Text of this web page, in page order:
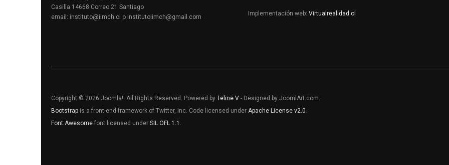
Casilla 14668 Correo 21 Santiago
email: instituto@iimch.cl o institutoiimch@gmail.com
Implementación web:Virtualrealidad.cl
Copyright © 2026 Joomla!. All Rights Reserved. Powered by Teline V - Designed by JoomlArt.com.
Bootstrap is a front-end framework of Twitter, Inc. Code licensed under Apache License v2.0.
Font Awesome font licensed under SIL OFL 1.1 .